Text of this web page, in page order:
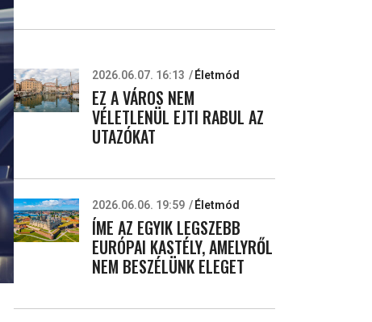
2026.06.07. 16:13 Életmód
EZ A VÁROS NEM
VÉLETLENÜL EJTI RABUL AZ
UTAZÓKAT
2026.06.06. 19:59 Életmód
ÍME AZ EGYIK LEGSZEBB
EURÓPAI KASTÉLY, AMELYRŐL
NEM BESZÉLÜNK ELEGET